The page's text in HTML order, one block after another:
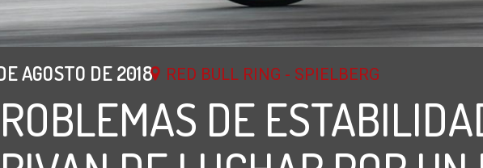
AGOSTO DE 2018 RED BULL RING - SPIELBERG
DE